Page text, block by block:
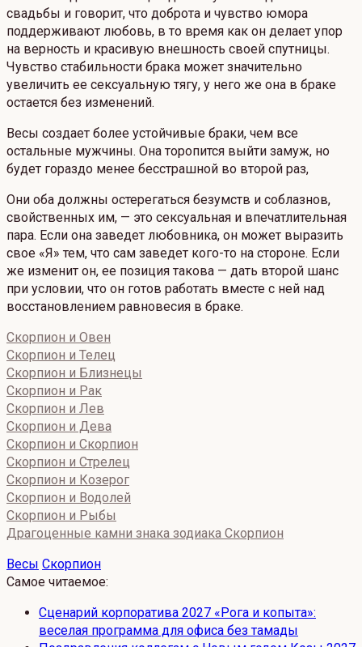
свадьбы и говорит, что доброта и чувство юмора
поддерживают любовь, в то время как он делает упор
на верность и красивую внешность своей спутницы.
Чувство стабильности брака может значительно
увеличить ее сексуальную тягу, у него же она в браке
остается без изменений.
Весы создает более устойчивые браки, чем все
остальные мужчины. Она торопится выйти замуж, но
будет гораздо менее бесстрашной во второй раз,
Они оба должны остерегаться безумств и соблазнов,
свойственных им, — это сексуальная и впечатлительная
пара. Если она заведет любовника, он может выразить
свое «Я» тем, что сам заведет кого-то на стороне. Если
же изменит он, ее позиция такова — дать второй шанс
при условии, что он готов работать вместе с ней над
восстановлением равновесия в браке.
Скорпион и Овен
Скорпион и Телец
Скорпион и Близнецы
Скорпион и Рак
Скорпион и Лев
Скорпион и Дева
Скорпион и Скорпион
Скорпион и Стрелец
Скорпион и Козерог
Скорпион и Водолей
Скорпион и Рыбы
Драгоценные камни знака зодиака Скорпион
Весы Скорпион
Самое читаемое:
Сценарий корпоратива 2027 «Рога и копыта»:
веселая программа для офиса без тамады